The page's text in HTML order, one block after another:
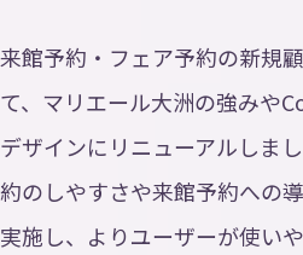
来館予約・フェア予約の新規
て、マリエール大洲の強みや
デザインにリニューアルしま
約のしやすさや来館予約への
実施し、よりユーザーが使い